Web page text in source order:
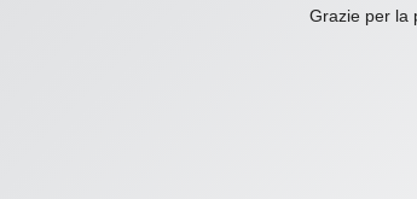
Grazie per la